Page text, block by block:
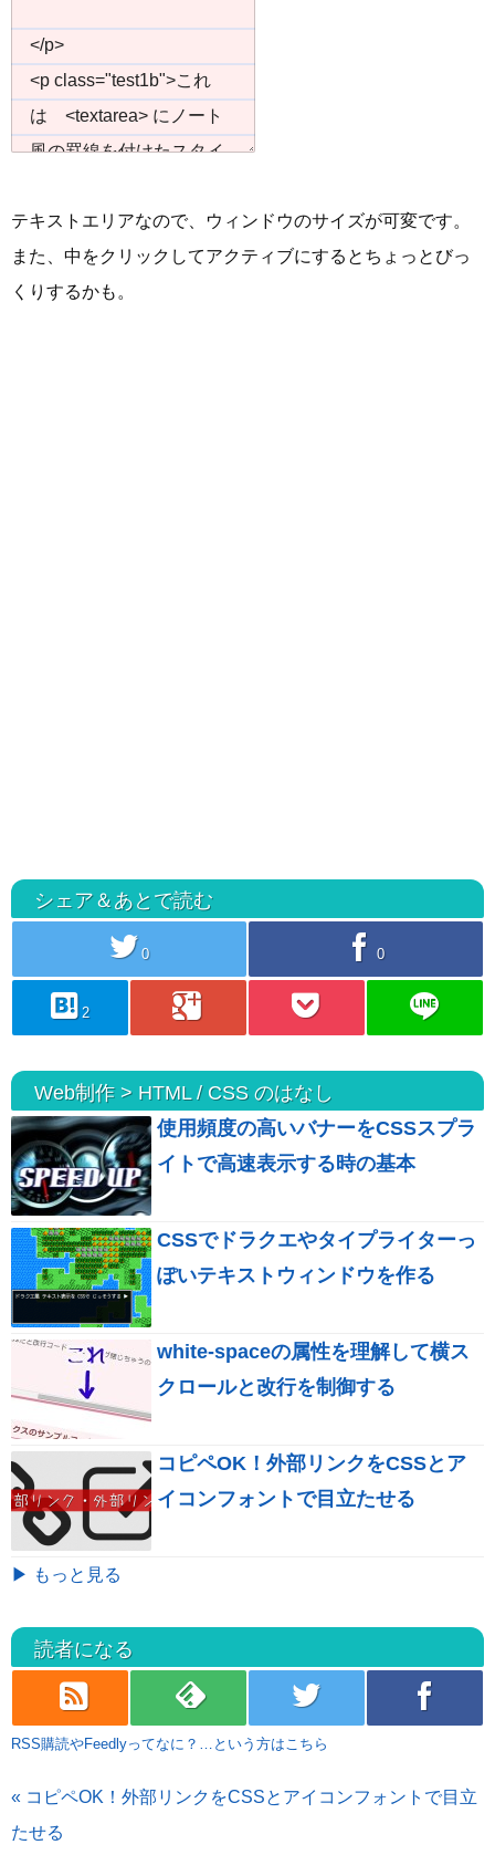
テキストエリアなので、ウィンドウのサイズが可変です。
また、中をクリックしてアクティブにするとちょっとびっ
くりするかも。
シェア＆あとで読む
twitter 0 facebook 0
hatebu 2 googleplus pocket line
Web制作 > HTML / CSS のはなし
使用頻度の高いバナーをCSSスプラ
イトで高速表示する時の基本
CSSでドラクエやタイプライターっ
ぽいテキストウィンドウを作る
white-spaceの属性を理解して横ス
クロールと改行を制御する
コピペOK！外部リンクをCSSとア
イコンフォントで目立たせる
▶ もっと見る
読者になる
rss feedly twitter facebook
RSS購読やFeedlyってなに？…という方はこちら
« コピペOK！外部リンクをCSSとアイコンフォントで目立
たせる